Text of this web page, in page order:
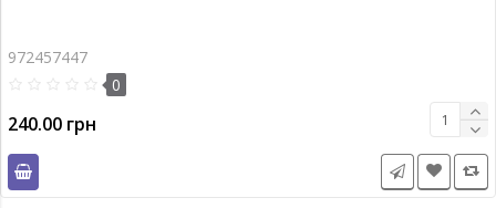
972457447
0
240.00 грн